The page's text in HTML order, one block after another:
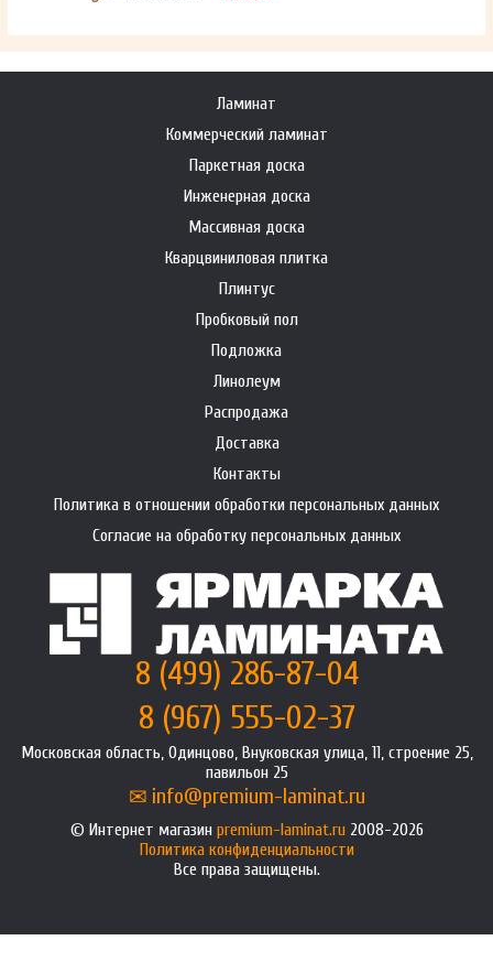
Ламинат
Коммерческий ламинат
Паркетная доска
Инженерная доска
Массивная доска
Кварцвиниловая плитка
Плинтус
Пробковый пол
Подложка
Линолеум
Распродажа
Доставка
Контакты
Политика в отношении обработки персональных данных
Согласие на обработку персональных данных
8 (499) 286-87-04
8 (967) 555-02-37
Московская область, Одинцово, Внуковская улица, 11, строение 25,
павильон 25
info@premium-laminat.ru
Интернет магазин premium-laminat.ru2008-2026
Политика конфиденциальности
Все права защищены.